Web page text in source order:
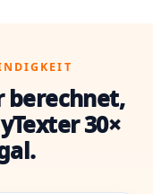
berechnet,
30×